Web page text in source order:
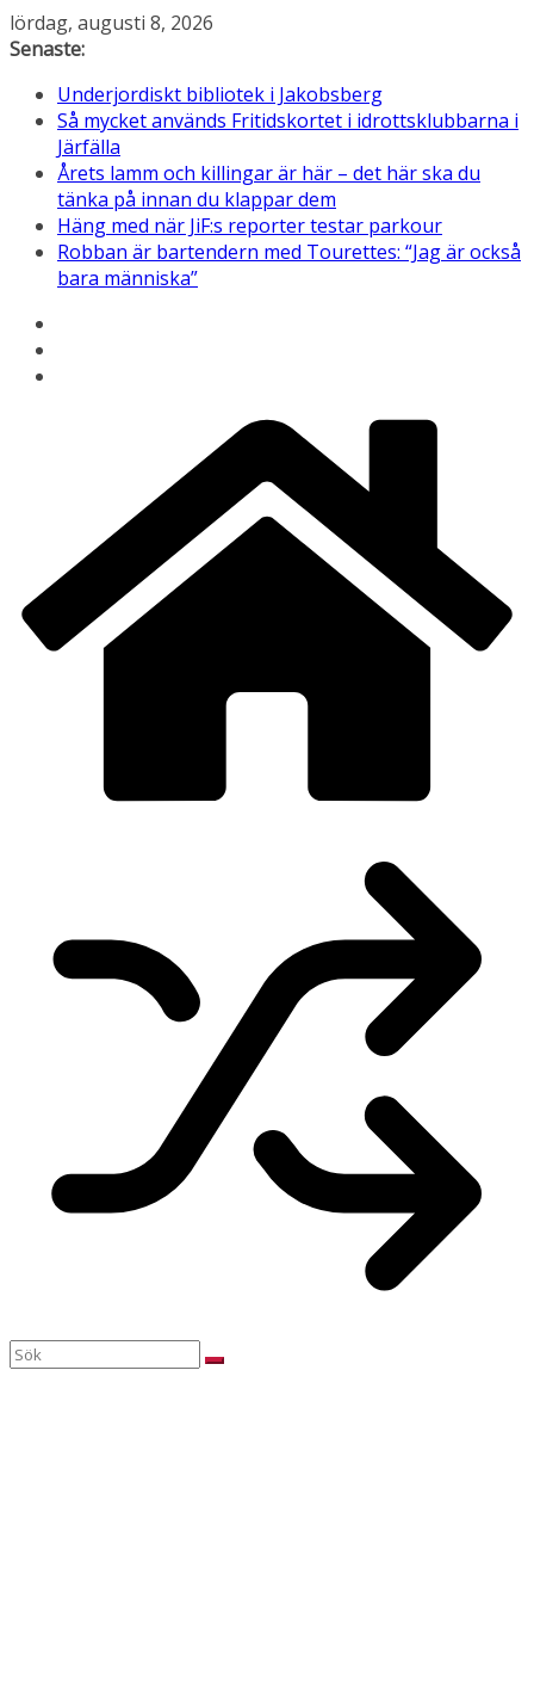
Hoppa
till
lördag, augusti 8, 2026
Senaste:
Underjordiskt bibliotek i Jakobsberg
Så mycket används Fritidskortet i idrottsklubbarna i
Järfälla
Årets lamm och killingar är här – det här ska du
tänka på innan du klappar dem
Häng med när JiF:s reporter testar parkour
Robban är bartendern med Tourettes: “Jag är också
bara människa”